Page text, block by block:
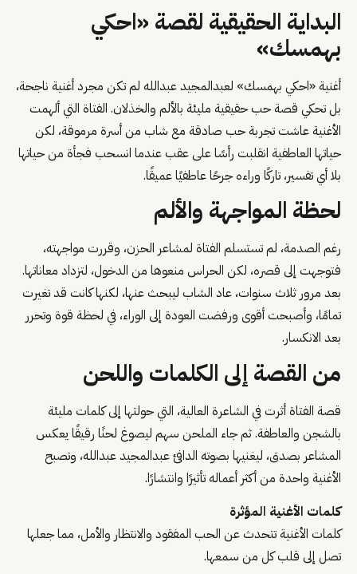
البداية الحقيقية لقصة «احكي
بهمسك»
أغنية «احكي بهمسك» لعبدالمجيد عبدالله لم تكن مجرد أغنية ناجحة،
بل تحكي قصة حب حقيقية مليئة بالألم والخذلان. الفتاة التي ألهمت
الأغنية عاشت تجربة حب صادقة مع شاب من أسرة مرموقة، لكن
حياتها العاطفية انقلبت رأسًا على عقب عندما انسحب فجأة من حياتها
بلا أي تفسير، تاركًا وراءه جرحًا عاطفيًا عميقًا.
لحظة المواجهة والألم
رغم الصدمة، لم تستسلم الفتاة لمشاعر الحزن، وقررت مواجهته،
فتوجهت إلى قصره، لكن الحراس منعوها من الدخول، لتزداد معاناتها.
بعد مرور ثلاث سنوات، عاد الشاب ليبحث عنها، لكنها كانت قد تغيرت
تمامًا، وأصبحت أقوى ورفضت العودة إلى الوراء، في لحظة قوة وتحرر
بعد الانكسار.
من القصة إلى الكلمات واللحن
قصة الفتاة أثرت في الشاعرة العالية، التي حولتها إلى كلمات مليئة
بالشجن والعاطفة. ثم جاء الملحن سهم ليصوغ لحنًا رقيقًا يعكس
المشاعر بصدق، ليغنيها بصوته الدافئ عبدالمجيد عبدالله، وتصبح
الأغنية واحدة من أكثر أعماله تأثيرًا وانتشارًا.
كلمات الأغنية المؤثرة
كلمات الأغنية تتحدث عن الحب المفقود والانتظار والأمل، مما جعلها
تصل إلى قلب كل من سمعها.